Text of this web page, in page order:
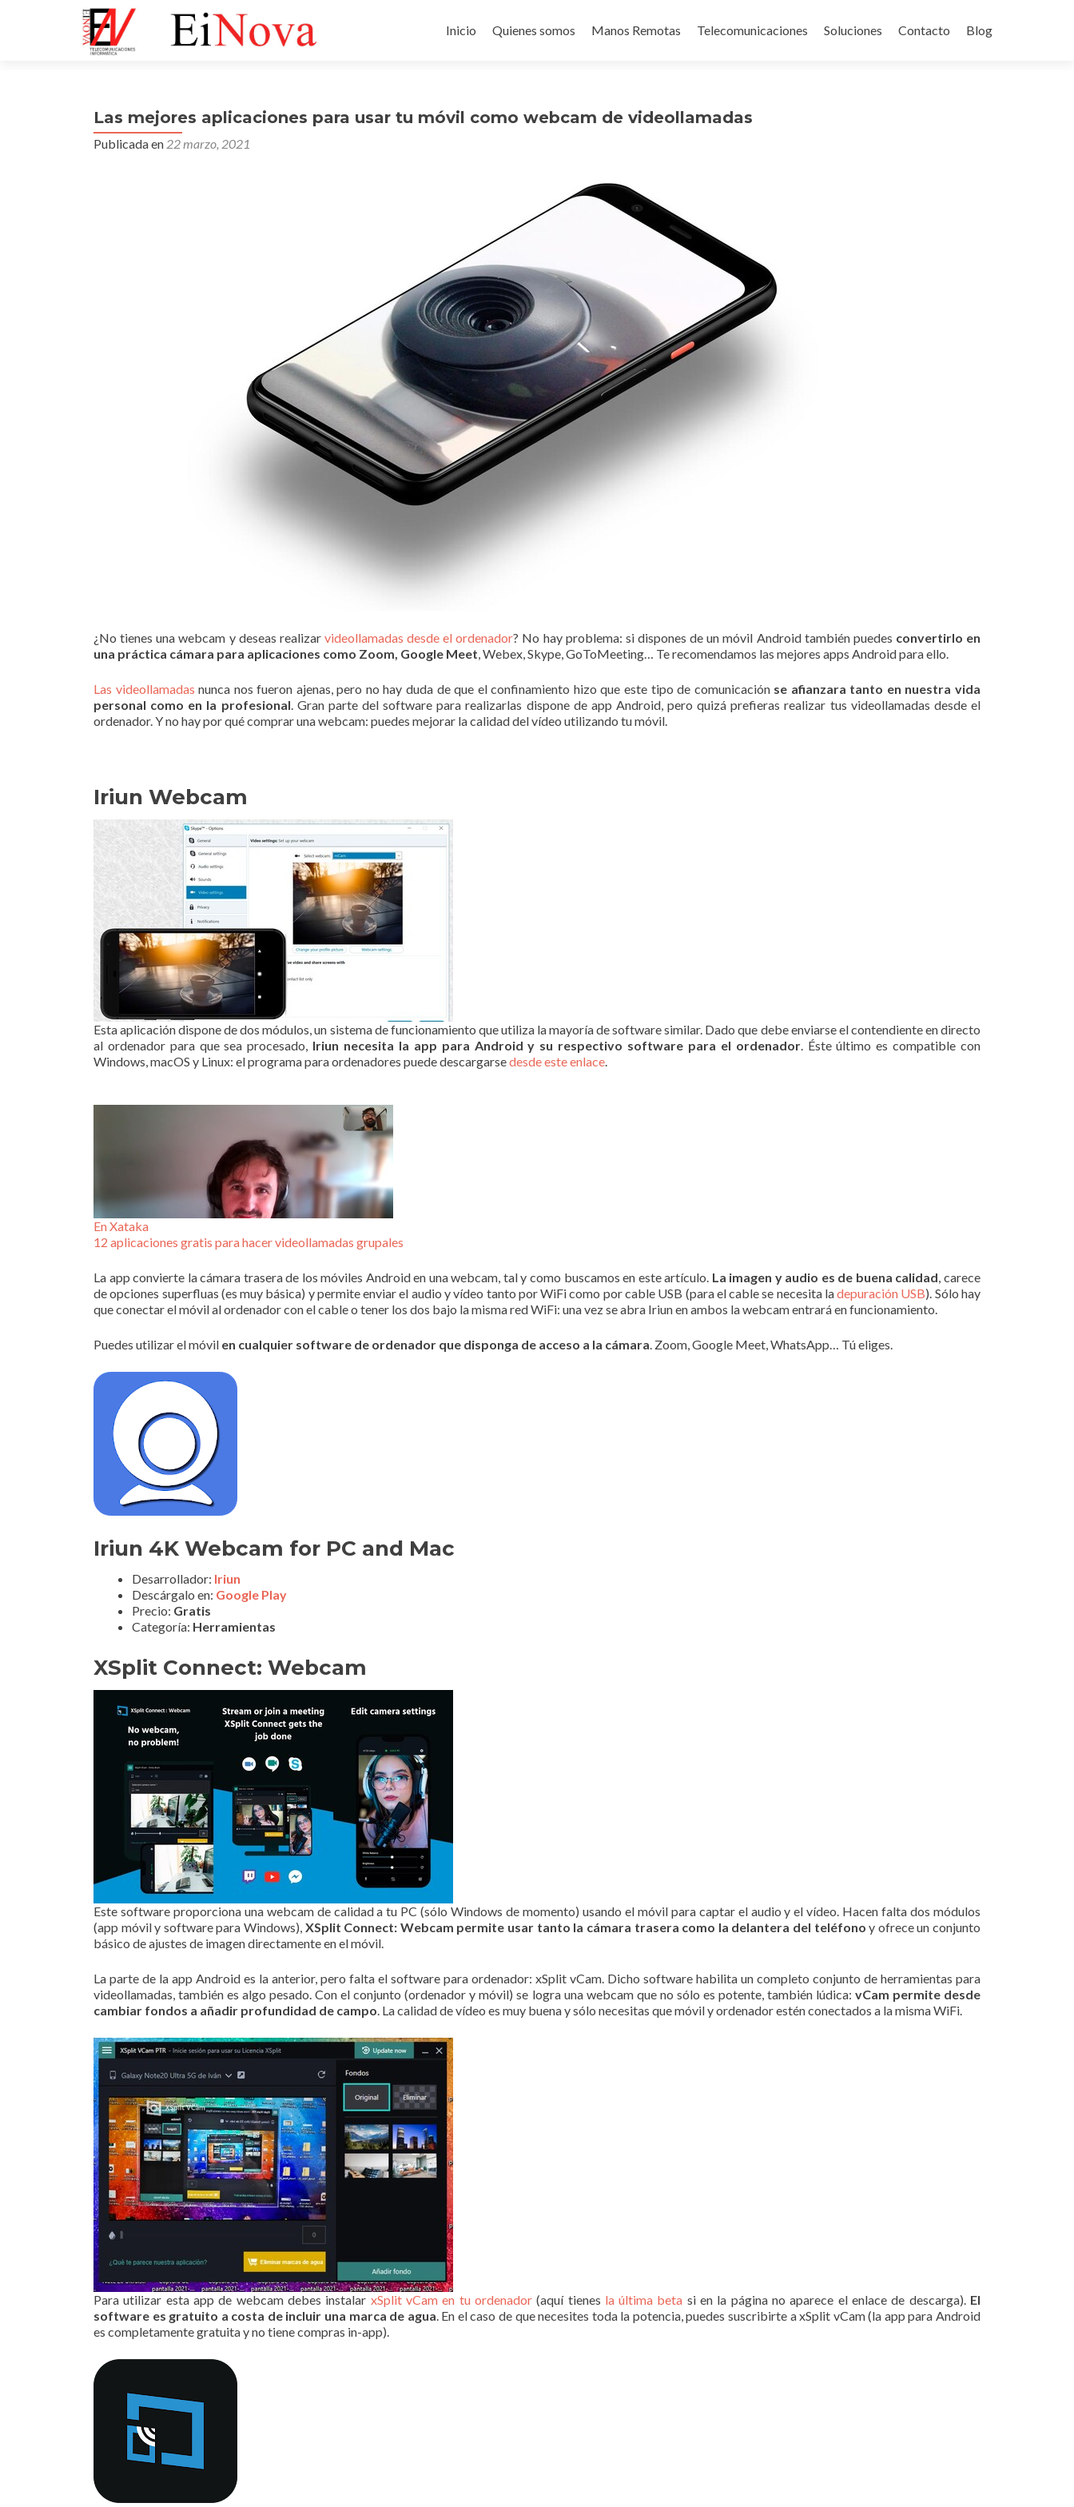
al
Inicio Quienes somos Manos Remotas Telecomunicaciones Soluciones Contacto Blog
Las mejores aplicaciones para usar tu móvil como webcam de videollamadas
Publicada en 22 marzo, 2021
¿No tienes una webcam y deseas realizar videollamadas desde el ordenador? No hay problema: si dispones de un móvil Android también puedes convertirlo en
una práctica cámara para aplicaciones como Zoom, Google Meet, Webex, Skype, GoToMeeting… Te recomendamos las mejores apps Android para ello.
Las videollamadas nunca nos fueron ajenas, pero no hay duda de que el confinamiento hizo que este tipo de comunicación se afianzara tanto en nuestra vida
personal como en la profesional. Gran parte del software para realizarlas dispone de app Android, pero quizá prefieras realizar tus videollamadas desde el
ordenador. Y no hay por qué comprar una webcam: puedes mejorar la calidad del vídeo utilizando tu móvil.
Iriun Webcam
Esta aplicación dispone de dos módulos, un sistema de funcionamiento que utiliza la mayoría de software similar. Dado que debe enviarse el contendiente en directo
al ordenador para que sea procesado, Iriun necesita la app para Android y su respectivo software para el ordenador. Éste último es compatible con
Windows, macOS y Linux: el programa para ordenadores puede descargarsedesde este enlace.
En Xataka
12 aplicaciones gratis para hacer videollamadas grupales
La app convierte la cámara trasera de los móviles Android en una webcam, tal y como buscamos en este artículo. La imagen y audio es de buena calidad, carece
de opciones superfluas (es muy básica) y permite enviar el audio y vídeo tanto por WiFi como por cable USB (para el cable se necesita ladepuración USB). Sólo hay
que conectar el móvil al ordenador con el cable o tener los dos bajo la misma red WiFi: una vez se abra Iriun en ambos la webcam entrará en funcionamiento.
Puedes utilizar el móvil en cualquier software de ordenador que disponga de acceso a la cámara. Zoom, Google Meet, WhatsApp… Tú eliges.
Iriun 4K Webcam for PC and Mac
Desarrollador: Iriun
Descárgalo en: Google Play
Precio: Gratis
Categoría: Herramientas
XSplit Connect: Webcam
Este software proporciona una webcam de calidad a tu PC (sólo Windows de momento) usando el móvil para captar el audio y el vídeo. Hacen falta dos módulos
(app móvil y software para Windows), XSplit Connect: Webcam permite usar tanto la cámara trasera como la delantera del teléfono y ofrece un conjunto
básico de ajustes de imagen directamente en el móvil.
La parte de la app Android es la anterior, pero falta el software para ordenador: xSplit vCam. Dicho software habilita un completo conjunto de herramientas para
videollamadas, también es algo pesado. Con el conjunto (ordenador y móvil) se logra una webcam que no sólo es potente, también lúdica: vCam permite desde
cambiar fondos a añadir profundidad de campo. La calidad de vídeo es muy buena y sólo necesitas que móvil y ordenador estén conectados a la misma WiFi.
Para utilizar esta app de webcam debes instalar xSplit vCam en tu ordenador(aquí tienes la última beta si en la página no aparece el enlace de descarga). El
software es gratuito a costa de incluir una marca de agua. En el caso de que necesites toda la potencia, puedes suscribirte a xSplit vCam (la app para Android
es completamente gratuita y no tiene compras in-app).